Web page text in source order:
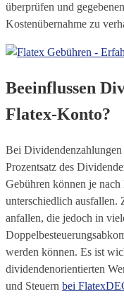
überprüfen und
Kostenübernahme zu
Beeinflussen
Flatex-Konto?
Bei
Prozentsatz des
Gebühren können je
unterschiedlich ausfallen.
anfallen, die jedoch in
werden können. Es ist
dividendenorientierten
und Steuern bei